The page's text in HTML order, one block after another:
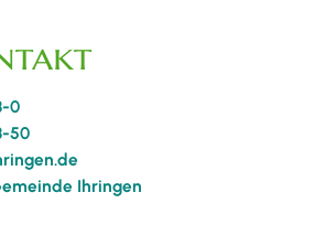
0
50
Ihringen